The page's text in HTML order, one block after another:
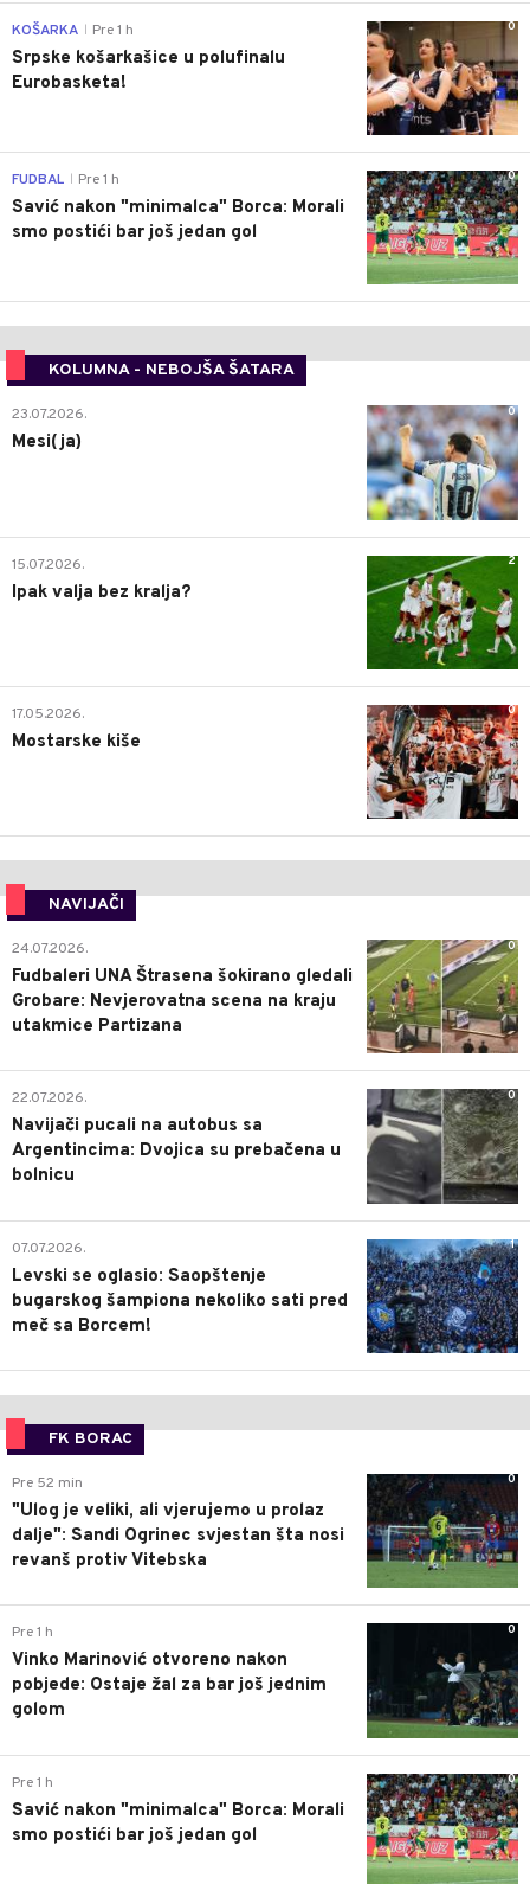
0
KOŠARKA Pre 1 h
Srpske košarkašice u polufinalu
Eurobasketa!
0
FUDBAL Pre 1 h
Savić nakon "minimalca" Borca: Morali
smo postići bar još jedan gol
KOLUMNA - NEBOJŠA ŠATARA
0
23.07.2026.
Mesi(ja)
2
15.07.2026.
Ipak valja bez kralja?
0
17.05.2026.
Mostarske kiše
NAVIJAČI
0
24.07.2026.
Fudbaleri UNA Štrasena šokirano gledali
Grobare: Nevjerovatna scena na kraju
utakmice Partizana
0
22.07.2026.
Navijači pucali na autobus sa
Argentincima: Dvojica su prebačena u
bolnicu
1
07.07.2026.
Levski se oglasio: Saopštenje
bugarskog šampiona nekoliko sati pred
meč sa Borcem!
FK BORAC
0
Pre 52 min
"Ulog je veliki, ali vjerujemo u prolaz
dalje": Sandi Ogrinec svjestan šta nosi
revanš protiv Vitebska
0
Pre 1 h
Vinko Marinović otvoreno nakon
pobjede: Ostaje žal za bar još jednim
golom
0
Pre 1 h
Savić nakon "minimalca" Borca: Morali
smo postići bar još jedan gol